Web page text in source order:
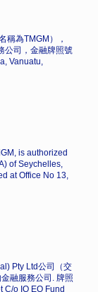
稱為TMGM），
公司，金融牌照號
Vanuatu,
is authorized
of Seychelles,
at Office No 13,
Pty Ltd公司（交
融服務公司. 牌照
C/o IQ EQ Fund